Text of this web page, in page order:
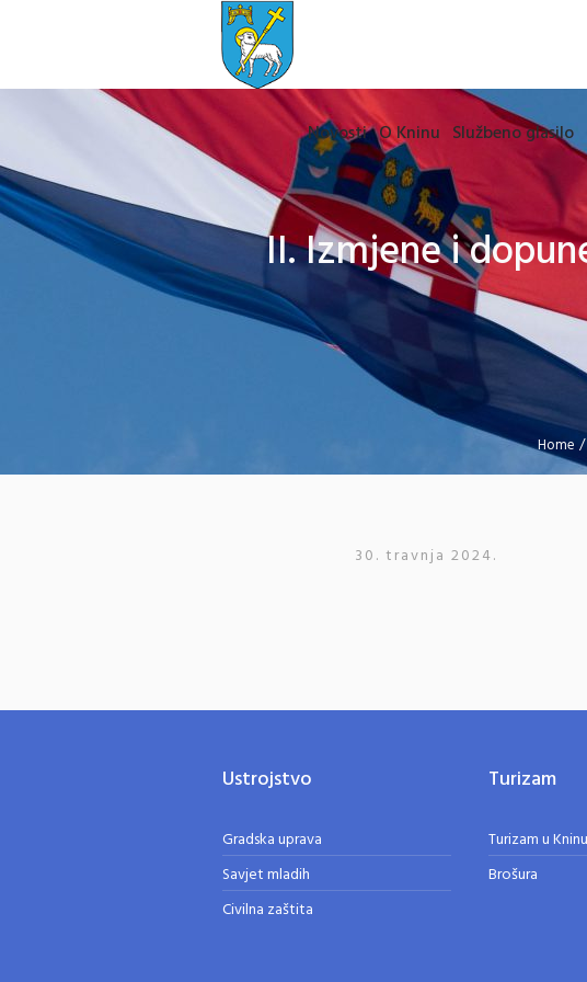
Novosti O Kninu Službeno glasilo
II. Izmjene i
Home /
30. travnja 2024.
Ustrojstvo
Gradska uprava
Savjet mladih
Civilna zaštita
Turizam
Turizam u Kninu
Brošura